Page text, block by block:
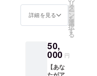
させて
頂きま
間：15
時～10
時） ・
お部屋
要・和
室 ・食
事の
サービ
詳細を見る
リ
タ
ー
ン
を
選
択
す
る
50,
000 円
【あな